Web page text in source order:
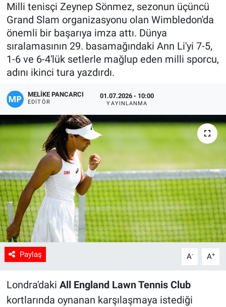
Milli tenisçi Zeynep Sönmez, sezonun üçüncü
Grand Slam organizasyonu olan Wimbledon'da
önemli bir başarıya imza attı. Dünya
sıralamasının 29. basamağındaki Ann Li'yi 7-5,
1-6 ve 6-4'lük setlerle mağlup eden milli sporcu,
adını ikinci tura yazdırdı.
MELIKE PANCARCI
EDITÖR
01.07.2026 - 10:00
YAYINLANMA
Paylaş A- A+
Londra'daki All England Lawn Tennis Club
kortlarında oynanan karşılaşmaya istediği
Resmi İlanlar
Sağlık
Son Dakika
Spor
Uşak Haberleri